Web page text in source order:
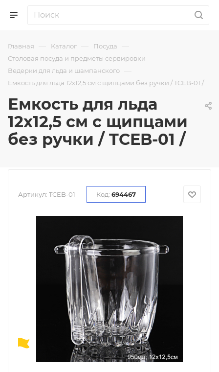
Главная — Каталог — Посуда —
Столовая посуда и предметы сервировки —
Ведерки для льда и шампанского —
Емкость для льда 12х12,5 см с щипцами без ручки / TCEB-01 /
Емкость для льда
12х12,5 см с щипцами
без ручки / TCEB-01 /
Артикул: TCEB-01 Код: 694467